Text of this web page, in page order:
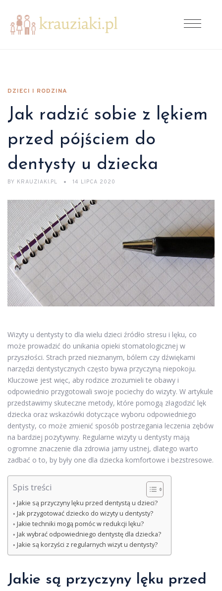
DZIECI I RODZINA
Jak radzić sobie z lękiem
przed pójściem do
dentysty u dziecka
BY KRAUZIAKI.PL 14 LIPCA 2020
Wizyty u dentysty to dla wielu dzieci źródło stresu i lęku, co
może prowadzić do unikania opieki stomatologicznej w
przyszłości. Strach przed nieznanym, bólem czy dźwiękami
narzędzi dentystycznych często bywa przyczyną niepokoju.
Kluczowe jest więc, aby rodzice zrozumieli te obawy i
odpowiednio przygotowali swoje pociechy do wizyty. W artykule
przedstawimy skuteczne metody, które pomogą złagodzić lęk
dziecka oraz wskazówki dotyczące wyboru odpowiedniego
dentysty, co może zmienić sposób postrzegania leczenia zębów
na bardziej pozytywny. Regularne wizyty u dentysty mają
ogromne znaczenie dla zdrowia jamy ustnej, dlatego warto
zadbać o to, by były one dla dziecka komfortowe i bezstresowe.
Spis treści
Jakie są przyczyny lęku przed dentystą u dzieci?
Jak przygotować dziecko do wizyty u dentysty?
Jakie techniki mogą pomóc w redukcji lęku?
Jak wybrać odpowiedniego dentystę dla dziecka?
Jakie są korzyści z regularnych wizyt u dentysty?
Jakie są przyczyny lęku przed